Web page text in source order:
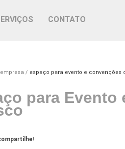
CONTATO
espaço para evento e convenções
para Evento